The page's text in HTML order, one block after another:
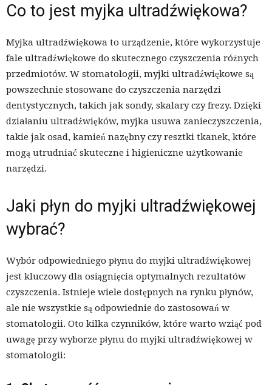
Co to jest myjka ultradźwiękowa?
Myjka ultradźwiękowa to urządzenie, które wykorzystuje
fale ultradźwiękowe do skutecznego czyszczenia różnych
przedmiotów. W stomatologii, myjki ultradźwiękowe są
powszechnie stosowane do czyszczenia narzędzi
dentystycznych, takich jak sondy, skalary czy frezy. Dzięki
działaniu ultradźwięków, myjka usuwa zanieczyszczenia,
takie jak osad, kamień nazębny czy resztki tkanek, które
mogą utrudniać skuteczne i higieniczne użytkowanie
narzędzi.
Jaki płyn do myjki ultradźwiękowej
wybrać?
Wybór odpowiedniego płynu do myjki ultradźwiękowej
jest kluczowy dla osiągnięcia optymalnych rezultatów
czyszczenia. Istnieje wiele dostępnych na rynku płynów,
ale nie wszystkie są odpowiednie do zastosowań w
stomatologii. Oto kilka czynników, które warto wziąć pod
uwagę przy wyborze płynu do myjki ultradźwiękowej w
stomatologii: